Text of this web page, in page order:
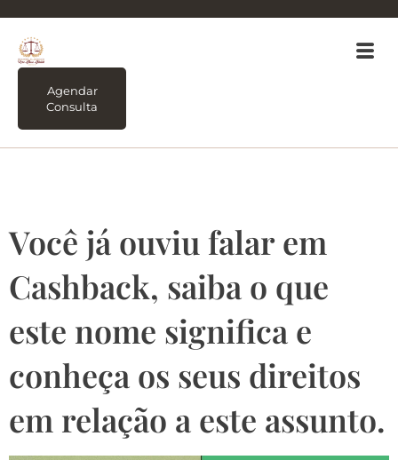
Agendar
Consulta
Você já ouviu falar em
Cashback, saiba o que
este nome significa e
conheça os seus direitos
em relação a este assunto.